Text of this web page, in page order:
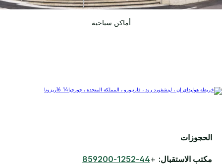
أماكن سياحية
الحجوزات
مكتب الاستقبال: +
44-1252-859200